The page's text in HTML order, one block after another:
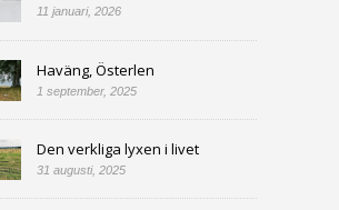
11 januari, 2026
Haväng, Österlen
1 september, 2025
Den verkliga lyxen i livet
31 augusti, 2025